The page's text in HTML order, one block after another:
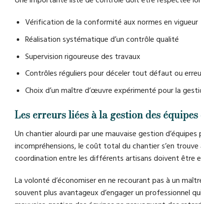
Vérification de la conformité aux normes en vigueur
Réalisation systématique d’un contrôle qualité
Supervision rigoureuse des travaux
Contrôles réguliers pour déceler tout défaut ou
Choix d’un maître d’œuvre expérimenté pour la
Les erreurs liées à la gestion des
Un chantier alourdi par une mauvaise gestion
incompréhensions, le coût total du chantier s’en
coordination entre les différents artisans doivent être
La volonté d’économiser en ne recourant pas à un
souvent plus avantageux d’engager un professionnel